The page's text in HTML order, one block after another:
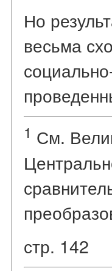
Но
весьма
1 См.
стр. 142